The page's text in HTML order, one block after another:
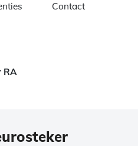
Contact
RA